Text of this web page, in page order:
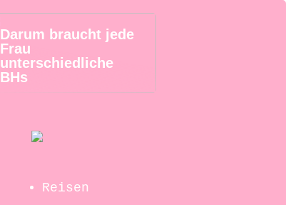
Darum braucht jede
Frau
unterschiedliche
BHs
Reisen